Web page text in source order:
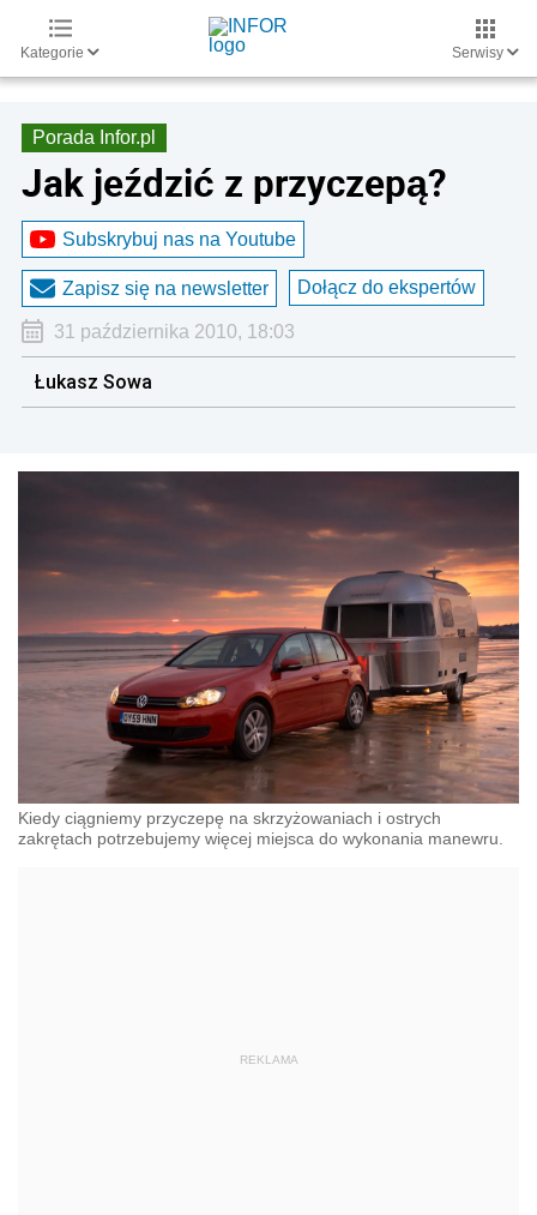
Kategorie Serwisy
Porada Infor.pl
Jak jeździć z przyczepą?
Subskrybuj nas na Youtube
Zapisz się na newsletter Dołącz do ekspertów
31 października 2010, 18:03
Łukasz Sowa
Kiedy ciągniemy przyczepę na skrzyżowaniach i ostrych
zakrętach potrzebujemy więcej miejsca do wykonania manewru.